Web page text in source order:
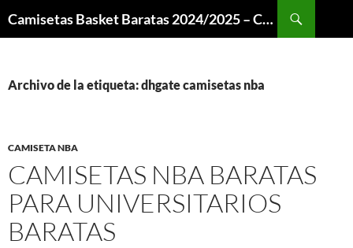
Camisetas Basket Baratas 2024/2025 – Camisetas NBA
Archivo de la etiqueta: dhgate camisetas nba
CAMISETA NBA
CAMISETAS NBA BARATAS
PARA UNIVERSITARIOS
BARATAS